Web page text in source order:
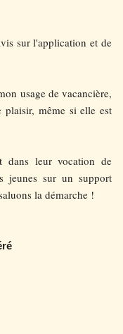
sur l'application et de
usage de vacancière,
plaisir, même si elle est
dans leur vocation de
jeunes sur un support
la démarche !